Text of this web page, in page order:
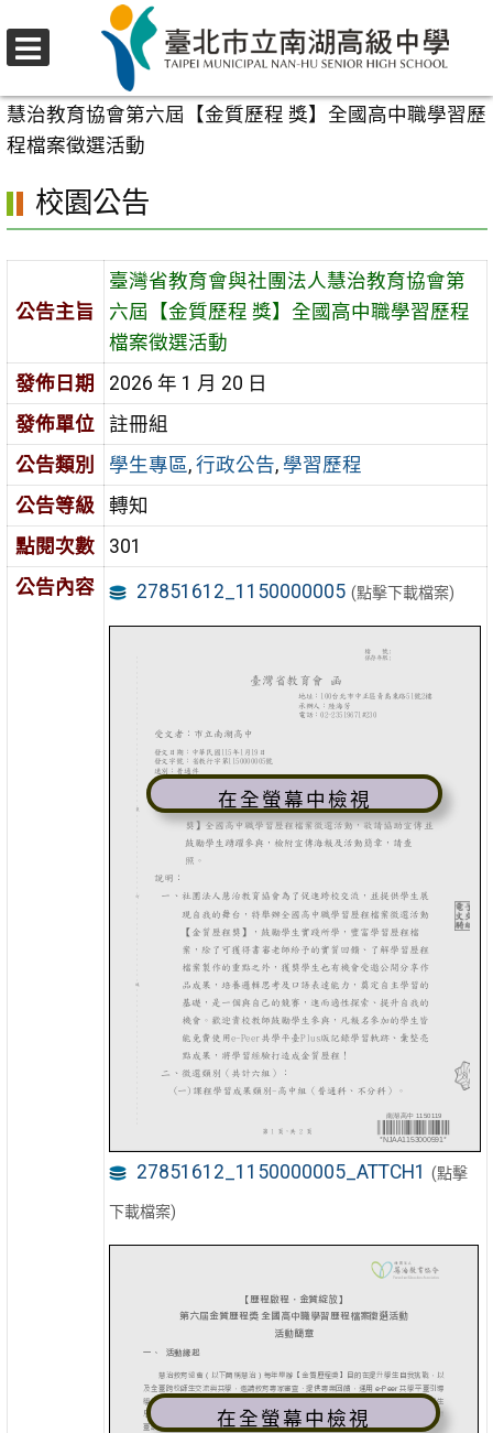
至
要
內
校園公告
慧治教育協會第六屆【金質歷程 獎】全國高中職學習歷
程檔案徵選活動
校園公告
公告主旨
臺灣省教育會與社團法人慧治教育協會第
六屆【金質歷程 獎】全國高中職學習歷程
檔案徵選活動
發佈日期
2026 年 1 月 20 日
發佈單位
註冊組
公告類別
學生專區, 行政公告, 學習歷程
公告等級
轉知
點閱次數
301
公告內容
27851612_1150000005 (點擊下載檔案)
在全螢幕中檢視
27851612_1150000005_ATTCH1 (點擊
下載檔案)
在全螢幕中檢視
選
單